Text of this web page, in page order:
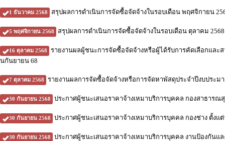
1 ธันวาคม 2568 สรุปผลการดำเนินการจัดซื้อจัดจ้างในรอบเดือน พฤศจิกายน
5 พฤศจิกายน 2568 สรุปผลการดำเนินการจัดซื้อจัดจ้างในรอบเดือน ตุลาคม 2568
16 ตุลาคม 2568
รายงานผลผู้ชนะการจัดซื้อจัดจ้างหรือผู้ได้รับการคัดเลือกแล
นกันยายน 68
7 ตุลาคม 2568 รายงานผลการจัดซื้อจัดจ้างหรือการจัดหาพัสดุประจำปีงบประม
30 กันยายน 2568 ประกาศผู้ชนะเสนอราคาจ้างเหมาบริการบุคคล กองสาธาร
30 กันยายน 2568 ประกาศผู้ชนะเสนอราคาจ้างเหมาบริการบุคคล กองช่าง ตั้งแ
30 กันยายน 2568 ประกาศผู้ชนะเสนอราคาจ้างเหมาบริการบุคคล งานป้องกันแ